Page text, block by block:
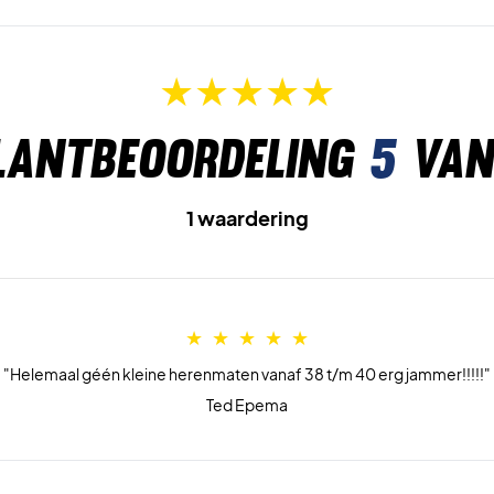
5
1 waardering
"Helemaal géén kleine herenmaten vanaf 38 t/m 40 erg jammer!!!!!"
Ted Epema